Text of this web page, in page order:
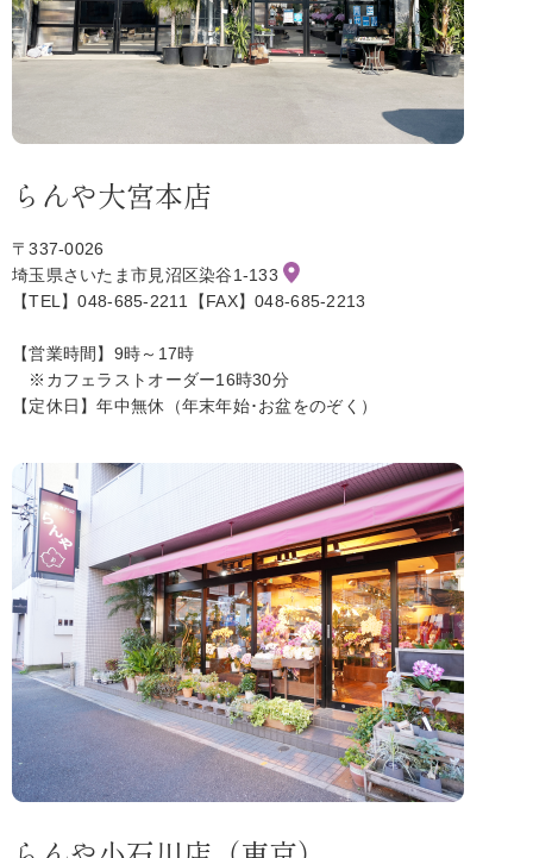
らんや大宮本店
〒337-0026
埼玉県さいたま市見沼区染谷1-133
【TEL】048-685-2211【FAX】048-685-2213
【営業時間】9時～17時
※カフェラストオーダー16時30分
【定休日】年中無休（年末年始･お盆をのぞく）